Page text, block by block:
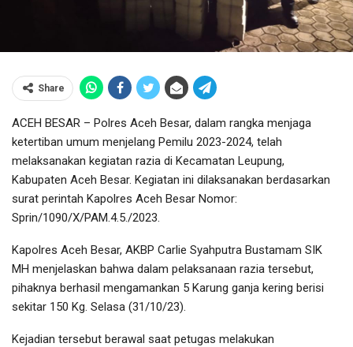
Share
ACEH BESAR – Polres Aceh Besar, dalam rangka menjaga
ketertiban umum menjelang Pemilu 2023-2024, telah
melaksanakan kegiatan razia di Kecamatan Leupung,
Kabupaten Aceh Besar. Kegiatan ini dilaksanakan berdasarkan
surat perintah Kapolres Aceh Besar Nomor:
Sprin/1090/X/PAM.4.5./2023.
Kapolres Aceh Besar, AKBP Carlie Syahputra Bustamam SIK
MH menjelaskan bahwa dalam pelaksanaan razia tersebut,
pihaknya berhasil mengamankan 5 Karung ganja kering berisi
sekitar 150 Kg. Selasa (31/10/23).
Kejadian tersebut berawal saat petugas melakukan